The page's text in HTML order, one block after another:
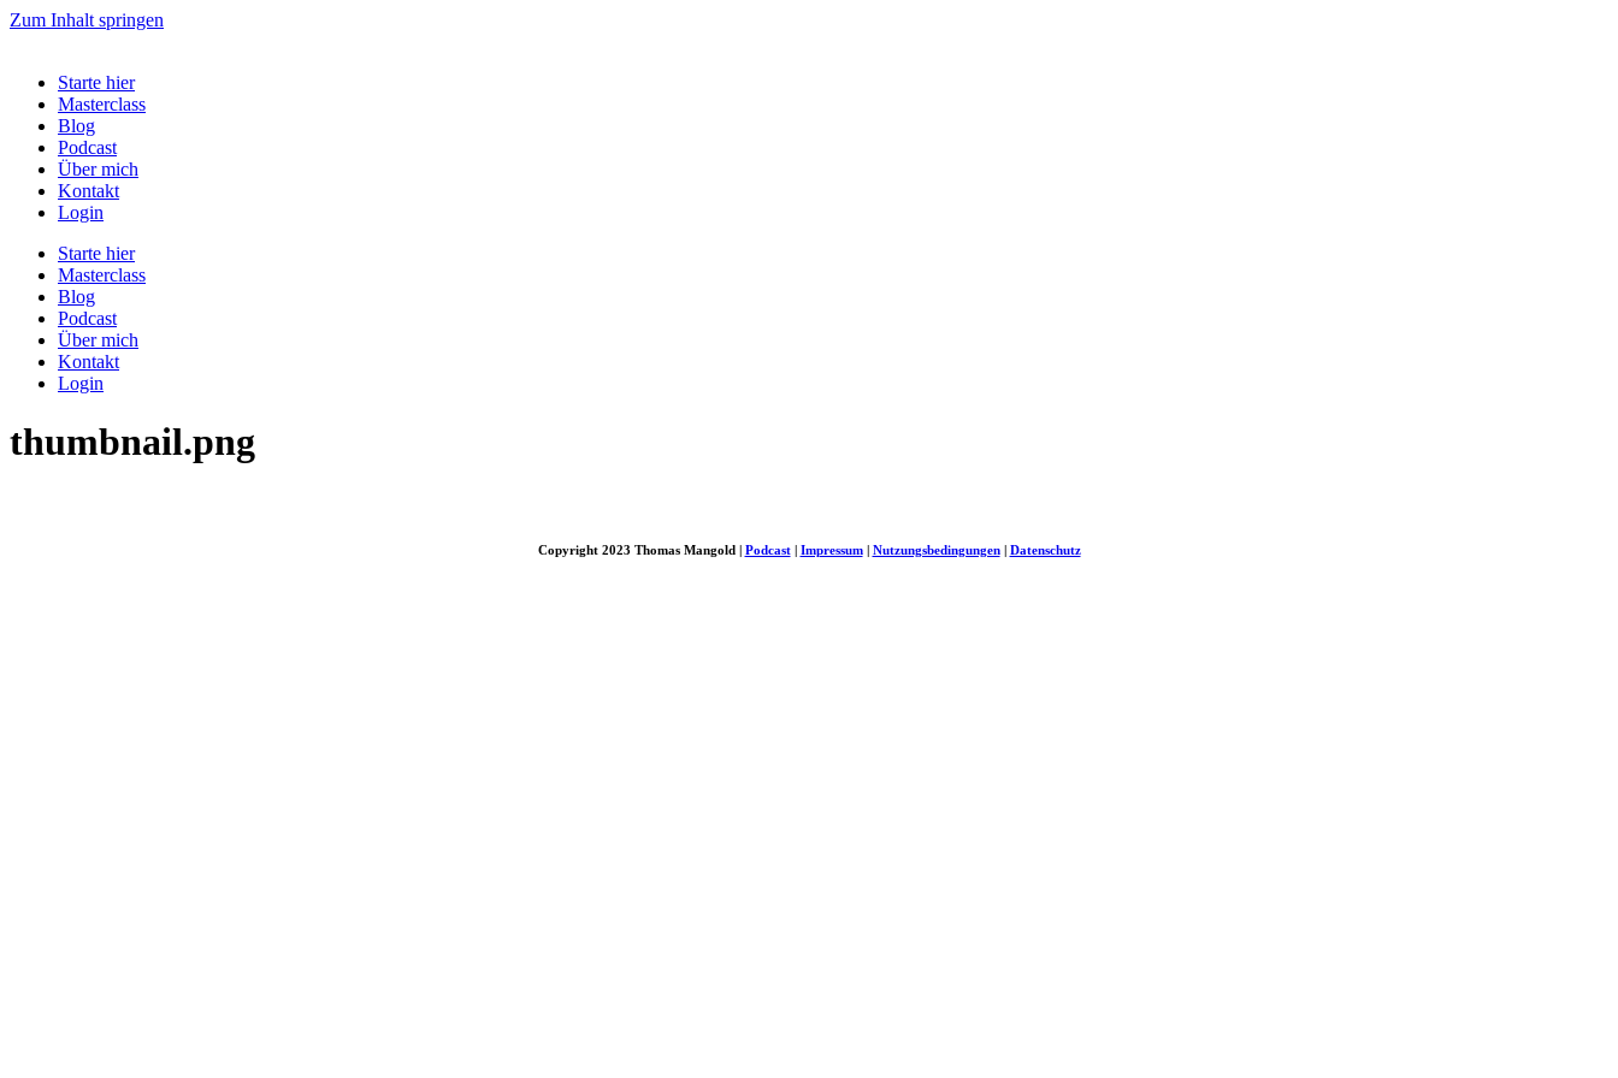
Zum Inhalt springen
Starte hier
Masterclass
Blog
Podcast
Über mich
Kontakt
Login
Starte hier
Masterclass
Blog
Podcast
Über mich
Kontakt
Login
thumbnail.png
Copyright 2023 Thomas Mangold | Podcast| Impressum| Nutzungsbedingungen| Datenschutz